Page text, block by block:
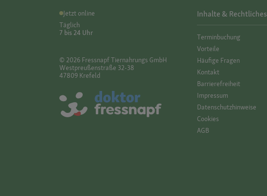
Jetzt online
Täglich
7 bis 24 Uhr
© 2026 Fressnapf Tiernahrungs GmbH
Westpreußenstraße 32-38
47809 Krefeld
Inhalte & Rechtliches
Termin­buchung
Vorteile
Häufige Fragen
Kontakt
Barrierefreiheit
Impressum
Datenschutz­hinweise
Cookies
AGB